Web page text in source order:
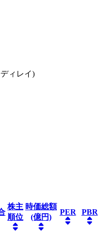
ィレイ)
株主
順位
時価総額
(億円)
PER PBR